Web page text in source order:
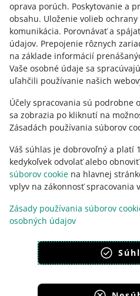
oprava porúch. Poskytovanie a
obsahu. Uloženie volieb
komunikácia. Porovnávať a
údajov. Prepojenie rôznych
na základe informácií
Vaše osobné údaje sa
uľahčili používanie našich
Účely spracovania sú podrobne
sa zobrazia po kliknutí na
Zásadách používania súborov
Váš súhlas je dobrovoľný a platí
kedykoľvek odvolať alebo
súborov cookie na hlavnej
vplyv na zákonnosť spracovania
Zásady používania súborov
osobných údajov
o allegro.cz
polski
čeština
English
slovenčina
o allegro.sk
polski
English
slovenčina
vzhľad: svetlý motív